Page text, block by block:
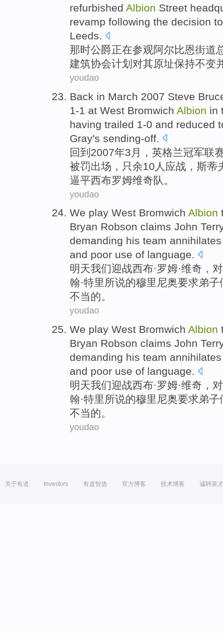
refurbished Albion Street
revamp following the decision
Leeds.
那时公爵正在参观阿尔比恩街道
建筑协会计划对其原址保持不变
youdao
Back in March 2007 Steve
1-1 at West Bromwich Albion in
having trailed 1-0 and reduced
Gray's sending-off
回到2007年3月 ， 英格兰冠军联
被罚出场，只余10 人 应战，斯蒂
逼平西布罗姆维奇队。
youdao
We play West Bromwich Albion
Bryan Robson claims John
demanding his team annihilates
and poor use of language.
明天我们迎战西布·罗姆·维奇 ，
翰·特里所说的穆里尼奥要求弟子
不当的。
youdao
We play West Bromwich Albion
Bryan Robson claims John
demanding his team annihilates
and poor use of language.
明天我们迎战西布·罗姆·维奇 ，
翰·特里所说的穆里尼奥要求弟子
不当的。
youdao
关于有道 Investors 有道智选 官方博客 技术博客 诚聘英才